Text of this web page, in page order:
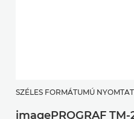
SZÉLES FORMÁTUMÚ
imagePROGRAF